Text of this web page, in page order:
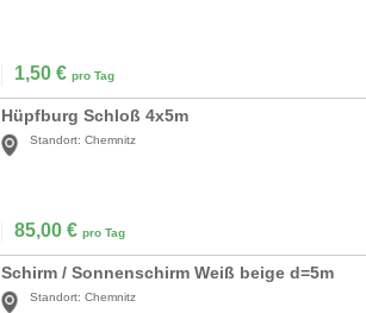
1,50 € pro Tag
Hüpfburg Schloß 4x5m
Standort: Chemnitz
85,00 € pro Tag
Schirm / Sonnenschirm Weiß beige d=5m
Standort: Chemnitz